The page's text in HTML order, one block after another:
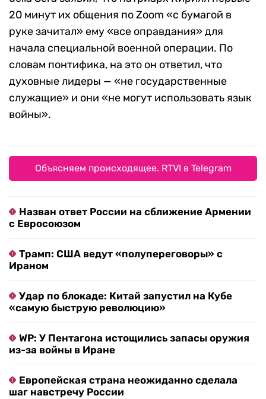
20 минут их общения по Zoom «с бумагой в
руке зачитал» ему «все оправдания» для
начала специальной военной операции. По
словам понтифика, на это он ответил, что
духовные лидеры — «не государственные
служащие» и они «не могут использовать язык
войны».
Объясняем происходящее. RTVI в Telegram
Назван ответ России на сближение Армении
с Евросоюзом
Трамп: США ведут «полупереговоры» с
Ираном
Удар по блокаде: Китай запустил на Кубе
«самую быструю революцию»
WP: У Пентагона истощились запасы оружия
из-за войны в Иране
Европейская страна неожиданно сделала
шаг навстречу России